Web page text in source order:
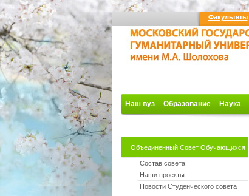
Факультеты
Наш вуз Образование Наука
Объединенный Совет Обучающихся
Состав совета
Наши проекты
Новости Студенческого совета